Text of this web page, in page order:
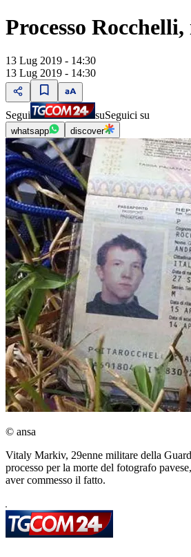
Processo
13 Lug 2019 - 14:30
13 Lug 2019 - 14:30
Segui suSeguici su
whatsapp discover
© ansa
Vitaly Markiv, 29enne militare della
processo per la morte del fotografo
aver commesso il fatto.